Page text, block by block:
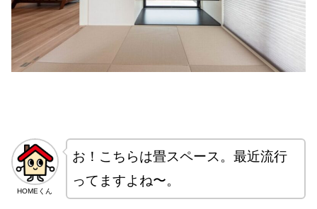
HOMEくん
お！こちらは畳スペース。最近流行
ってますよね〜。